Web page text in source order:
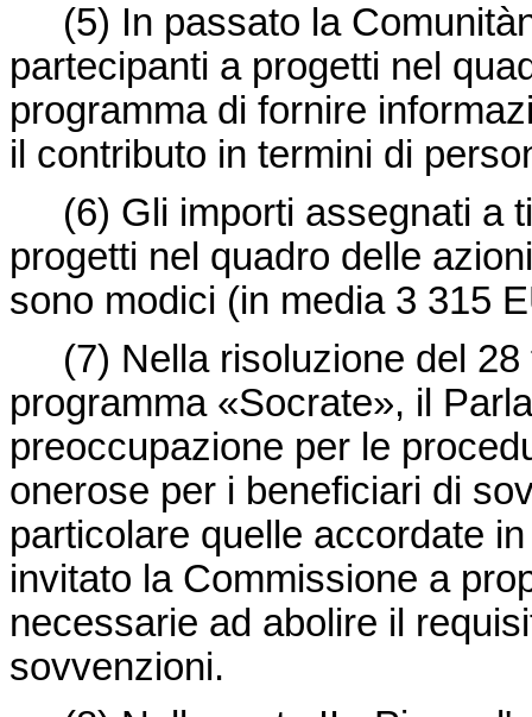
(5) In passato la
partecipanti a progetti nel
programma di fornire
il contributo in termini di
(6) Gli importi assegnati a
progetti nel quadro delle
sono modici (in media 3 315
(7) Nella risoluzione del
programma «Socrate», il
preoccupazione per le
onerose per i beneficiari di
particolare quelle accordate
invitato la Commissione a
necessarie ad abolire il
sovvenzioni.